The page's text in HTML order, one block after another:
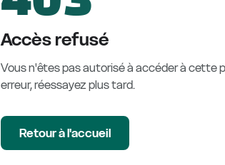
Accès refusé
Vous n'êtes pas autorisé à accéder à cette
erreur, réessayez plus tard.
Retour à l'accueil